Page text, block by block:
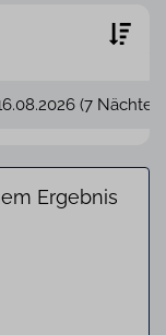
(7 Nächte)
Ergebnis